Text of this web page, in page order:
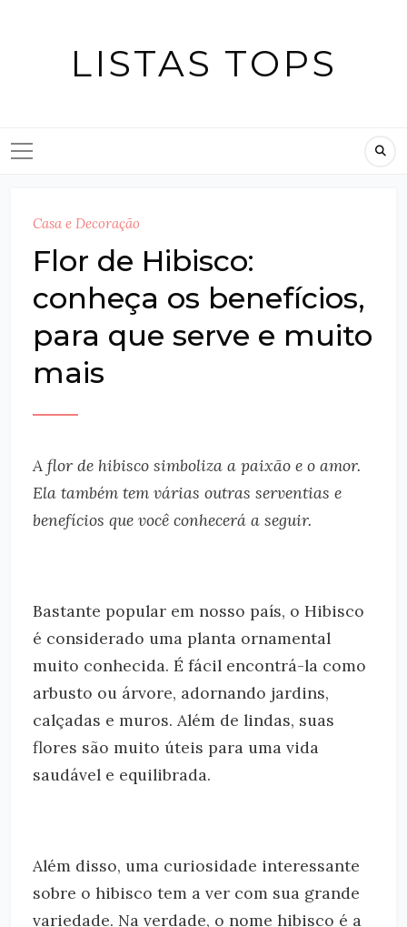
LISTAS TOPS
Casa e Decoração
Flor de Hibisco:
conheça os benefícios,
para que serve e muito
mais
A flor de hibisco simboliza a paixão e o amor.
Ela também tem várias outras serventias e
benefícios que você conhecerá a seguir.
Bastante popular em nosso país, o Hibisco
é considerado uma planta ornamental
muito conhecida. É fácil encontrá-la como
arbusto ou árvore, adornando jardins,
calçadas e muros. Além de lindas, suas
flores são muito úteis para uma vida
saudável e equilibrada.
Além disso, uma curiosidade interessante
sobre o hibisco tem a ver com sua grande
variedade. Na verdade, o nome hibisco é a